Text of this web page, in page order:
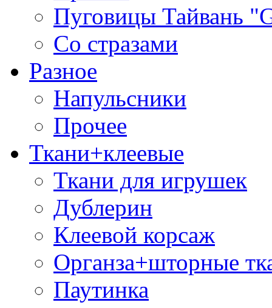
Пуговицы Тайвань
Со стразами
Разное
Напульсники
Прочее
Ткани+клеевые
Ткани для игрушек
Дублерин
Клеевой корсаж
Органза+шторные
Паутинка